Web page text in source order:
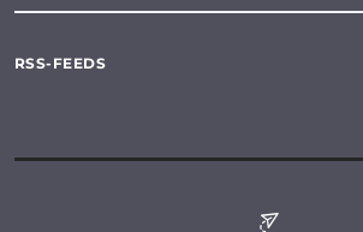
RSS-FEEDS